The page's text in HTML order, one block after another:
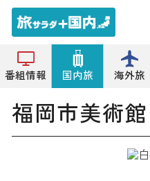
番組情報 国内旅 海外旅
トップ 美術館 福岡市美術館
福岡市美術館